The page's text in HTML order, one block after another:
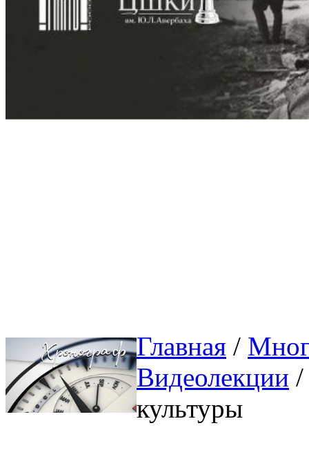
Главная /
Видеолекции /
культуры